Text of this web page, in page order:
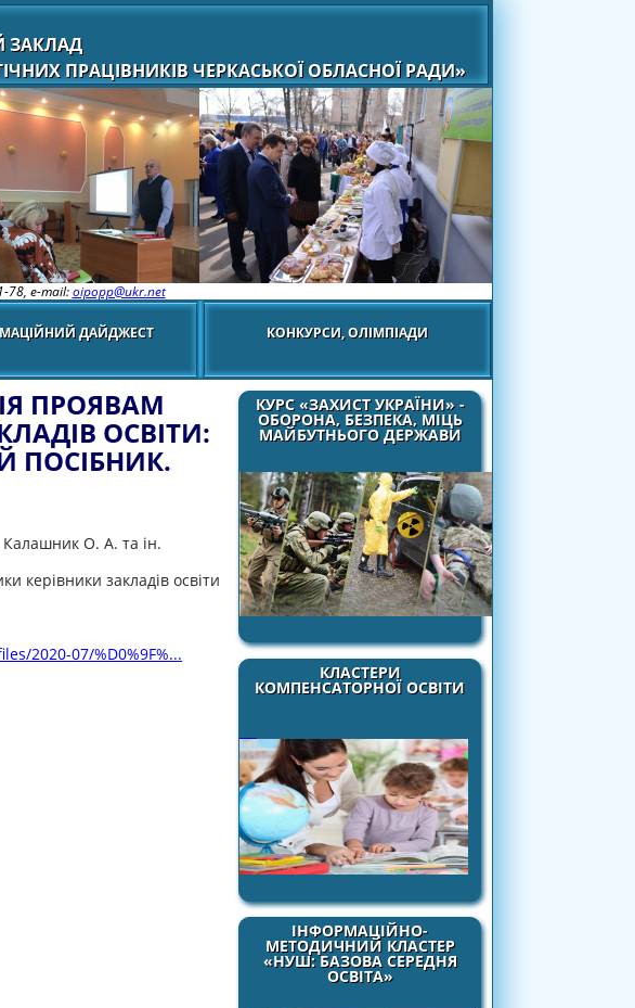
ЗАКЛАД
ПРАЦІВНИКІВ ЧЕРКАСЬКОЇ ОБЛАСНОЇ РАДИ»
78, e-mail:oipopp@ukr.net
ДАЙДЖЕСТ КОНКУРСИ, ОЛІМПІАДИ
КУРС «ЗАХИСТ УКРАЇНИ» -
ОБОРОНА, БЕЗПЕКА, МІЦЬ
МАЙБУТНЬОГО ДЕРЖАВИ
КЛАСТЕРИ
КОМПЕНСАТОРНОЇ ОСВІТИ
ІНФОРМАЦІЙНО-
МЕТОДИЧНИЙ КЛАСТЕР
«НУШ: БАЗОВА СЕРЕДНЯ
ОСВІТА»
ПРОЯВАМ
ОСВІТИ:
ПОСІБНИК.
О. А. та ін.
керівники закладів освіти
2020-07/%D0%9F%...